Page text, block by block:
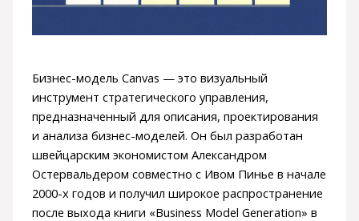
Бизнес-модель Canvas — это визуальный
инструмент стратегического управления,
предназначенный для описания, проектирования
и анализа бизнес-моделей. Он был разработан
швейцарским экономистом Александром
Остервальдером совместно с Ивом Пинье в начале
2000-х годов и получил широкое распространение
после выхода книги «Business Model Generation» в